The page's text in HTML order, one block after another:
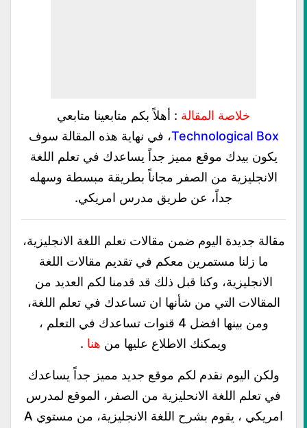
خلاصة المقالة : أهلاً بكم متابعينا متابعي
Technological Box، في نهاية هذه المقالة سوف
يكون بيدك موقع مميز جداً يساعدك في تعلم اللغة
الانجليزية من الصفر مجاناً بطريقة مبسطة وسهله
جداً، عن طريق مدرس امريكي.
مقالة جديدة اليوم ضمن مقالات تعلم اللغة الانجليزية،
ما زلنا مستمرين معكم في تقديم مقالات اللغة
الانجليزية، وكنا قبل ذلك قد قدمنا لكم العديد من
المقالات التي من شأنها ان تساعدك في تعلم اللغة،
ومن بينها افضل 4 قنوات تساعدك في التعلم ،
ويمكنك الاطلاع عليها من هنا .
ولكن اليوم نقدم لكم موقع جديد مميز جداً يساعدك
في تعلم اللغة الانحليزية من الصفر، الموقع لمدرس
امريكي ، يقوم بشرح اللغة الانجليزية، من مستوي A